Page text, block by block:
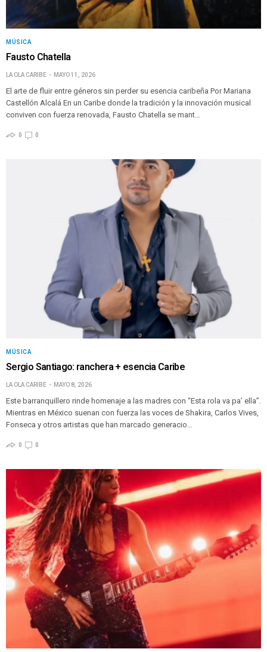
MÚSICA
Fausto Chatella
LA OLA CARIBE MAYO 11, 2026
El arte de fluir entre géneros sin perder su esencia caribeña Por Mariana
Castellón Alcalá En un Caribe donde la tradición y la innovación musical
conviven con fuerza renovada, Fausto Chatella se mant…
0 0
MÚSICA
Sergio Santiago: ranchera + esencia Caribe
LA OLA CARIBE MAYO 8, 2026
Este barranquillero rinde homenaje a las madres con “Esta rola va pa’ ella”.
Mientras en México suenan con fuerza las voces de Shakira, Carlos Vives,
Fonseca y otros artistas que han marcado generacio…
0 0